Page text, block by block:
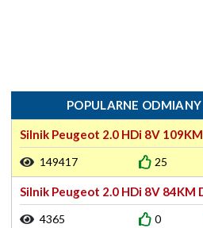
POPULARNE
Silnik Peugeot 2.0 HDi 8V
149417 25
Silnik Peugeot 2.0 HDi 8V 84KM
4365 0